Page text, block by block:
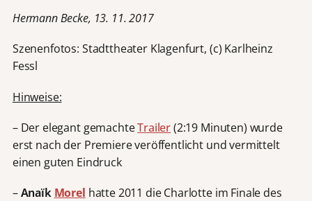
Hermann Becke, 13. 11. 2017
Szenenfotos: Stadttheater Klagenfurt, (c) Karlheinz
Fessl
Hinweise:
– Der elegant gemachteTrailer(2:19 Minuten) wurde
erst nach der Premiere veröffentlicht und vermittelt
einen guten Eindruck
–Anaïk Morel hatte 2011 die Charlotte im Finale des